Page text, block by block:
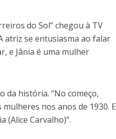
do Sol” chegou à TV
atriz se entusiasma ao falar
e Jânia é uma mulher
da história. “No começo,
nos anos de 1930. E
(Alice Carvalho)”.